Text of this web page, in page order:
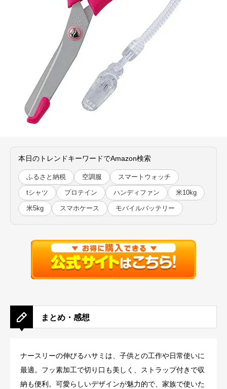
本日のトレンドキーワードでAmazon検索
ふるさと納税 空調服 スマートウォッチ
tシャツ プロテイン ハンディファン 米10kg
米5kg スマホケース モバイルバッテリー
まとめ・感想
ナースリーの伸びるハサミは、子供との工作や日常使いに
最適。フッ素加工で切り口も美しく、ストラップ付きで収
納も便利。可愛らしいデザインが魅力的で、家族で使いた